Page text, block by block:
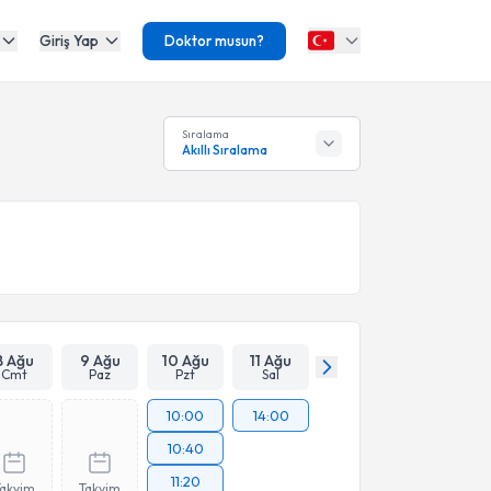
Giriş Yap Doktor musun?
Sıralama
Akıllı Sıralama
Ağu
Cmt
9 Ağu
Paz
10 Ağu
Pzt
11 Ağu
Sal
10:00
10:40
11:20
14:00